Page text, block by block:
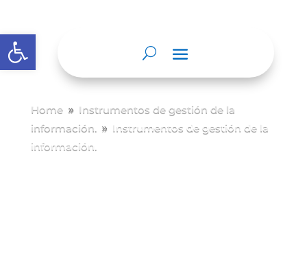
Abrir barra de herramientas
Home 9 Instrumentos de gestión de la
información.
9 Instrumentos de gestión de la
información.